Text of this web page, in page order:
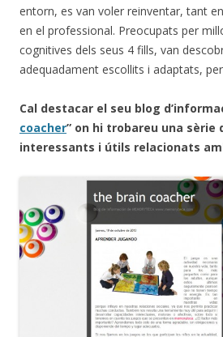
entorn, es van voler reinventar, tant
en el professional. Preocupats per
cognitives dels seus 4 fills, van
adequadament escollits i adaptats,
Cal destacar el seu blog
coacher” on hi trobareu una sèrie
interessants i útils relacionats